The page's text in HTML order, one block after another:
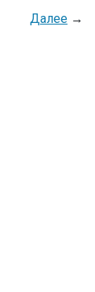
Далее →